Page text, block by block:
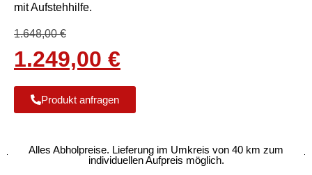
mit Aufstehhilfe.
1.648,00€
1.249,00 €
Produkt anfragen
Alles Abholpreise. Lieferung im Umkreis von 40 km zum
individuellen Aufpreis möglich.